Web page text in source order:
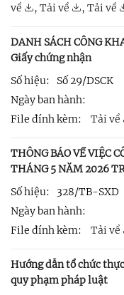
về
, Tải về , Tải về
DANH SÁCH CÔNG
Giấy chứng nhận
Số hiệu:
Số 29/DSCK
Ngày ban hành:
File đính kèm:
Tải về
THÔNG BÁO VỀ VIỆC
THÁNG 5 NĂM 2026
Số hiệu:
328/TB-SXD
Ngày ban hành:
File đính kèm:
Tải về
Hướng dẫn tổ chức
quy phạm pháp luật